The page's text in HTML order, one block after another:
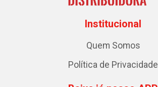
Institucional
Quem Somos
Política de Privacidade